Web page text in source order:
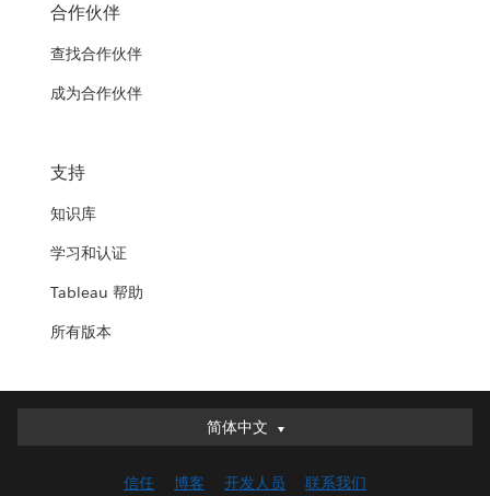
合作伙伴
查找合作伙伴
成为合作伙伴
支持
知识库
学习和认证
Tableau 帮助
所有版本
简体中文
简体中文
English (UK)
信任 博客 开发人员 联系我们